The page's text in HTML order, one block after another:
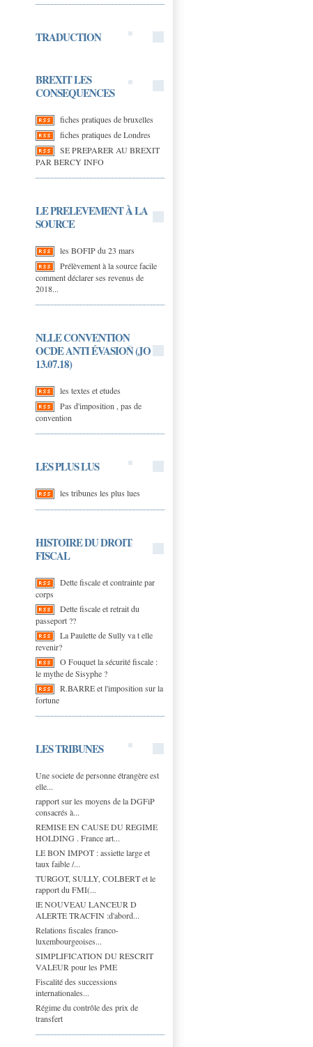
TRADUCTION
BREXIT LES
CONSEQUENCES
fiches pratiques de bruxelles
fiches pratiques de Londres
SE PREPARER AU BREXIT
PAR BERCY INFO
LE PRELEVEMENT À LA
SOURCE
les BOFIP du 23 mars
Prélèvement à la source facile
comment déclarer ses revenus de
2018...
NLLE CONVENTION
OCDE ANTI ÉVASION (JO
13.07.18)
les textes et etudes
Pas d'imposition , pas de
convention
LES PLUS LUS
les tribunes les plus lues
HISTOIRE DU DROIT
FISCAL
Dette fiscale et contrainte par
corps
Dette fiscale et retrait du
passeport ??
La Paulette de Sully va t elle
revenir?
O Fouquet la sécurité fiscale :
le mythe de Sisyphe ?
R.BARRE et l'imposition sur la
fortune
LES TRIBUNES
Une societe de personne étrangère est
elle...
rapport sur les moyens de la DGFiP
consacrés à...
REMISE EN CAUSE DU REGIME
HOLDING . France art...
LE BON IMPOT : assiette large et
taux faible /...
TURGOT, SULLY, COLBERT et le
rapport du FMI(...
lE NOUVEAU LANCEUR D
ALERTE TRACFIN :d'abord...
Relations fiscales franco-
luxembourgeoises...
SIMPLIFICATION DU RESCRIT
VALEUR pour les PME
Fiscalité des successions
internationales...
Régime du contrôle des prix de
transfert